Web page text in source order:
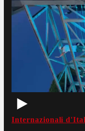
Internazionali